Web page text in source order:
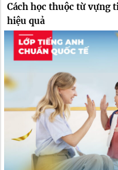
Cách học thuộc từ vựng
hiệu quả